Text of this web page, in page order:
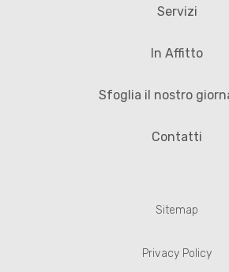
Servizi
In Affitto
Sfoglia il nostro
Contatti
Sitemap
Privacy Policy